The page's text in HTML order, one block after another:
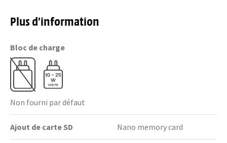
Plus d’information
Bloc de charge
Non fourni par défaut
Ajout de carte SD Nano memory card